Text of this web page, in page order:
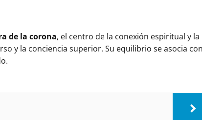
de la corona, el centro de la conexión espiritual y la
y la conciencia superior. Su equilibrio se asocia